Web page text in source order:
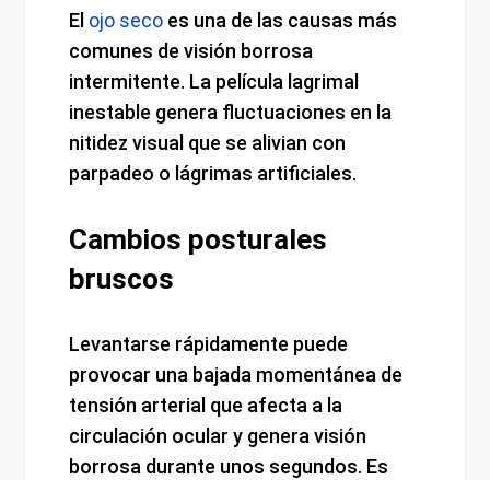
El ojo seco es una de las causas más
comunes de visión borrosa
intermitente. La película lagrimal
inestable genera fluctuaciones en la
nitidez visual que se alivian con
parpadeo o lágrimas artificiales.
Cambios posturales
bruscos
Levantarse rápidamente puede
provocar una bajada momentánea de
tensión arterial que afecta a la
circulación ocular y genera visión
borrosa durante unos segundos. Es